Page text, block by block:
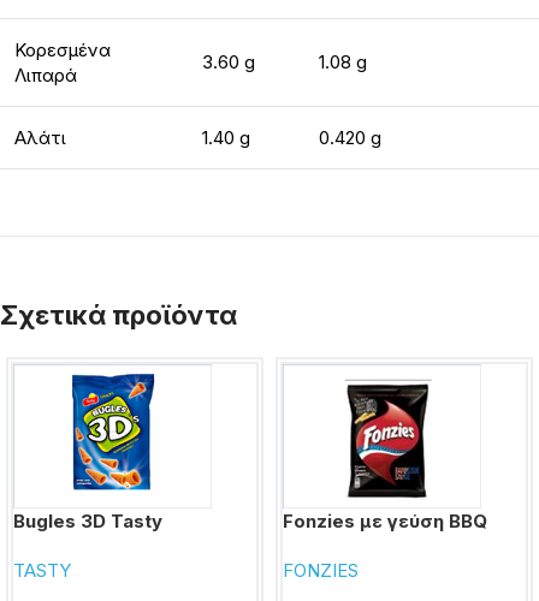
Κορεσμένα
Λιπαρά
3.60 g 1.08 g
Αλάτι 1.40 g 0.420 g
Σχετικά προϊόντα
Bugles 3D Tasty
TASTY
Fonzies με γεύση BBQ
FONZIES